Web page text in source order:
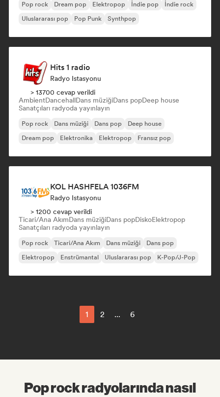
Pop rock Dream pop Elektropop İndie pop
İndie rock
Uluslararası pop
Pop Punk Synthpop
Hits 1 radio
Radyo Istasyonu
> 13700 cevap verildi
AmbientDancehallDans müziğiDans popDeep house
Sanatçıları radyoda yayınlayın
Pop rock Dans müziği Dans pop
Deep house
Dream pop
Elektronika Elektropop Fransız pop
KOL HASHFELA 1036FM
Radyo Istasyonu
> 1200 cevap verildi
Ticari/Ana AkımDans müziğiDans popDiskoElektropop
Sanatçıları radyoda yayınlayın
Pop rock Ticari/Ana Akım Dans müziği
Dans pop
Elektropop
Enstrümantal Uluslararası pop K-Pop/J-Pop
1 2 ... 6
Pop rock radyolarında nasıl